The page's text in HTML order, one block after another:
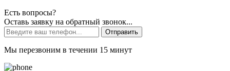
Есть вопросы?
Оставь заявку на обратный звонок...
Отправить
Мы перезвоним в течении 15 минут